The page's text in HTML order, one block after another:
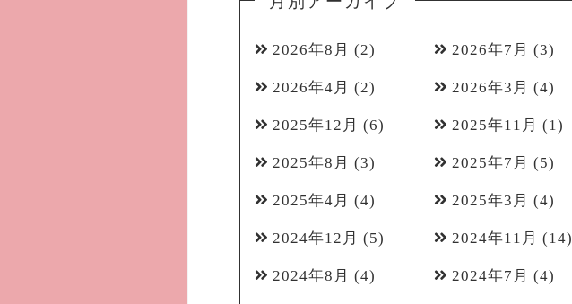
2026年8月 (2) 2026年7月 (3)
2026年4月 (2) 2026年3月 (4)
2025年12月 (6) 2025年11月 (1)
2025年8月 (3) 2025年7月 (5)
2025年4月 (4) 2025年3月 (4)
2024年12月 (5) 2024年11月 (14)
2024年8月 (4) 2024年7月 (4)